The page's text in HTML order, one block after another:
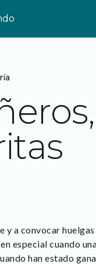
y a convocar
especial cuando
han estado